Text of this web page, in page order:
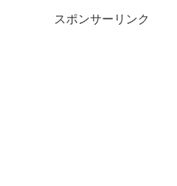
スポンサーリンク